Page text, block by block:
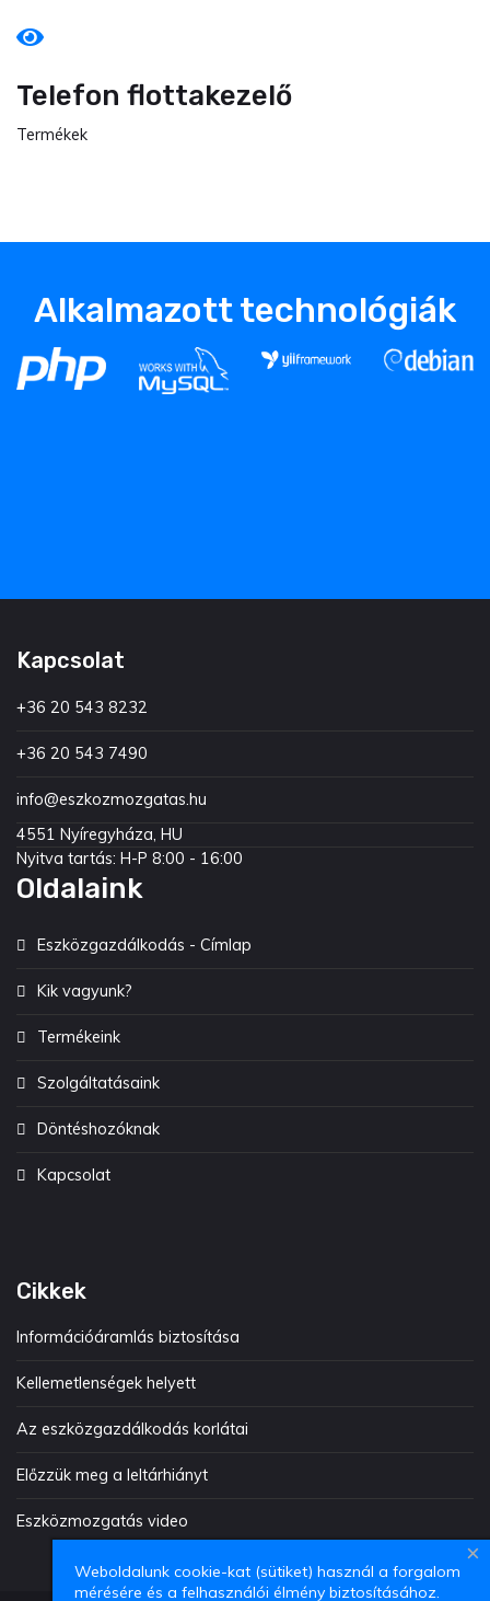
Telefon flottakezelő
Termékek
Alkalmazott technológiák
Kapcsolat
+36 20 543 8232
+36 20 543 7490
info@eszkozmozgatas.hu
4551 Nyíregyháza, HU
Nyitva tartás: H-P 8:00 - 16:00
Oldalaink
Eszközgazdálkodás - Címlap
Kik vagyunk?
Termékeink
Szolgáltatásaink
Döntéshozóknak
Kapcsolat
Cikkek
Információáramlás biztosítása
Kellemetlenségek helyett
Az eszközgazdálkodás korlátai
Előzzük meg a leltárhiányt
Eszközmozgatás video
×
Weboldalunk cookie-kat (sütiket) használ a forgalom
mérésére és a felhasználói élmény biztosításához.